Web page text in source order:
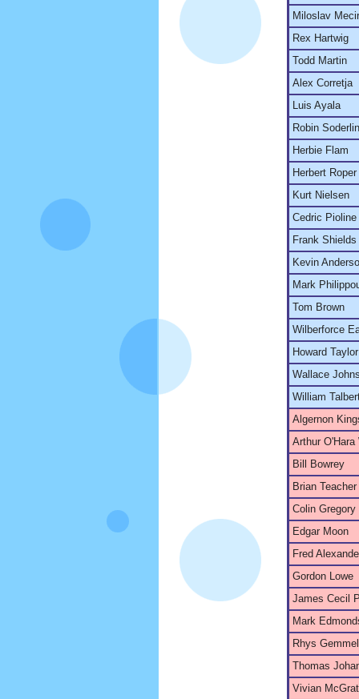
Miloslav Mecir
Rex Hartwig
Todd Martin
Alex Corretja
Luis Ayala
Robin
Herbie Flam
Herbert
Kurt Nielsen
Cedric Pioline
Frank Shields
Kevin
Mark
Tom Brown
Wilberforce
Howard Taylor
Wallace
William
Algernon
Arthur O'Hara
Bill Bowrey
Brian Teacher
Colin Gregory
Edgar Moon
Fred
Gordon Lowe
James Cecil
Mark
Rhys
Thomas
Vivian